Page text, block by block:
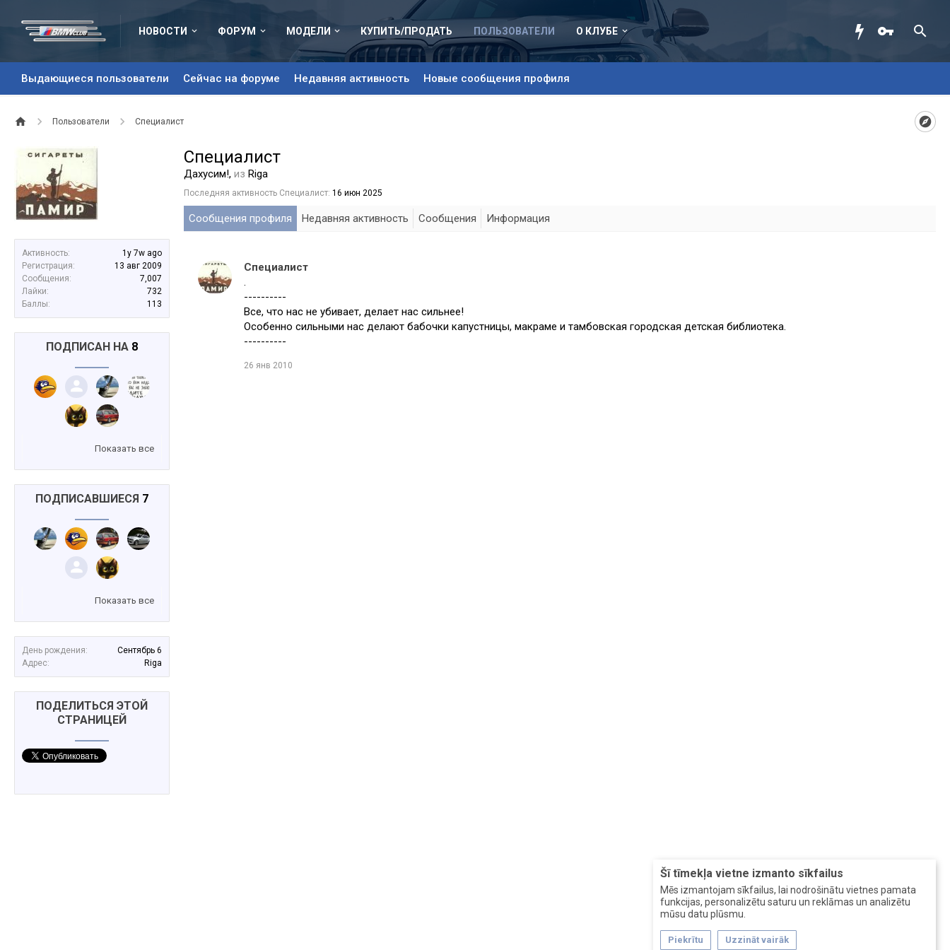
НОВОСТИ ФОРУМ МОДЕЛИ КУПИТЬ/ПРОДАТЬ ПОЛЬЗОВАТЕЛИ
Выдающиеся пользователи Сейчас на форуме Недавняя активность Новые сообщения профиля
О КЛУБЕ
Пользователи Специалист
Šī tīmekļa vietne izmanto sīkfailus
Mēs izmantojam sīkfailus, lai nodrošinātu vietnes pamata
funkcijas, personalizētu saturu un reklāmas un analizētu
mūsu datu plūsmu.
Piekrītu Uzzināt vairāk
Активность:
1y 7w ago
Регистрация:
13 авг 2009
Сообщения:
7,007
Лайки:
732
Баллы:
113
ПОДПИСАН НА 8
Показать все
ПОДПИСАВШИЕСЯ 7
Показать все
День рождения:
Сентябрь 6
Адрес:
Riga
ПОДЕЛИТЬСЯ ЭТОЙ
СТРАНИЦЕЙ
Специалист
Дахусим!, из Riga
Последняя активность Специалист: 16 июн 2025
Сообщения профиля Недавняя активность Сообщения Информация
Специалист
.
----------
Все, что нас не убивает, делает нас сильнее!
Особенно сильными нас делают бабочки капустницы, макраме и тамбовская городская детская библиотека.
----------
26 янв 2010